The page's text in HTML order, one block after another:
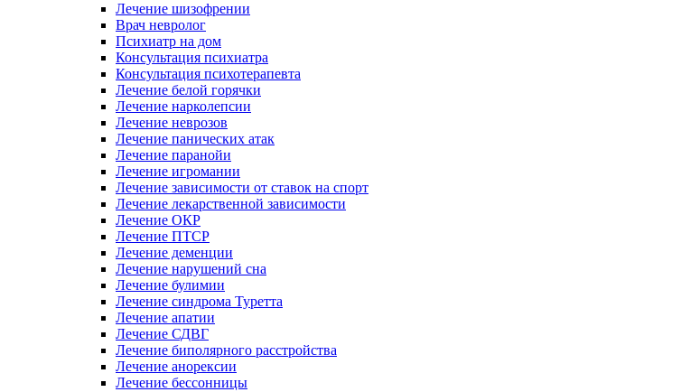
Лечение шизофрении
Врач невролог
Психиатр на дом
Консультация психиатра
Консультация психотерапевта
Лечение белой горячки
Лечение нарколепсии
Лечение неврозов
Лечение панических атак
Лечение паранойи
Лечение игромании
Лечение зависимости от ставок на спорт
Лечение лекарственной зависимости
Лечение ОКР
Лечение ПТСР
Лечение деменции
Лечение нарушений сна
Лечение булимии
Лечение синдрома Туретта
Лечение апатии
Лечение СДВГ
Лечение биполярного расстройства
Лечение анорексии
Лечение бессонницы